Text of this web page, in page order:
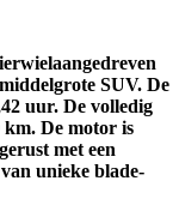
SUV. De
uur. De volledig
De motor is
met een
unieke blade-